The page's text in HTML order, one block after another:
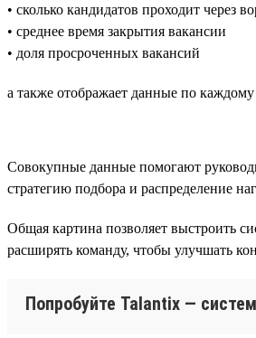
• сколько кандидатов проходит через
• среднее время закрытия вакансии
• доля просроченных вакансий
а также отображает данные по
Совокупные данные помогают
стратегию подбора и распределение
Общая картина позволяет выстроить
расширять команду, чтобы улучшать
Попробуйте Talantix —